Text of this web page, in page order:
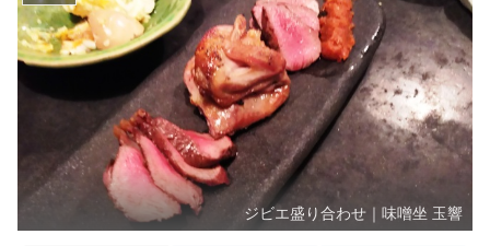
ジビエ盛り合わせ｜味噌坐 玉響